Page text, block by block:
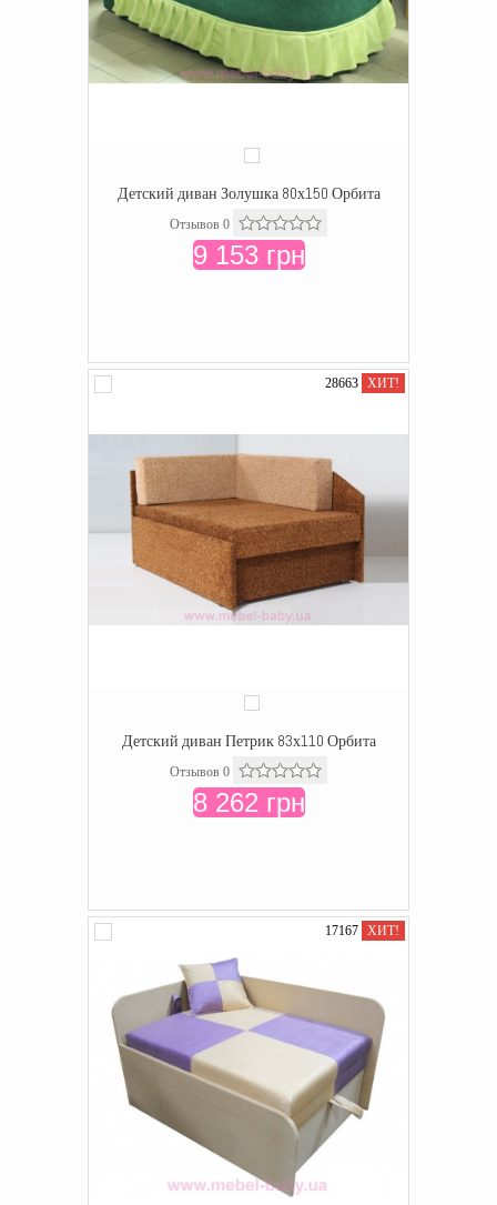
Детский диван Золушка 80х150 Орбита
Отзывов 0
9 153 грн
28663 ХИТ!
Детский диван Петрик 83х110 Орбита
Отзывов 0
8 262 грн
17167 ХИТ!